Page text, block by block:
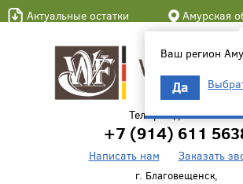
Актуальные остатки Амурская
Ваш регион
Да
Телефон для связи
+7 (914) 611
Написать нам Заказать
г. Благовещенск,